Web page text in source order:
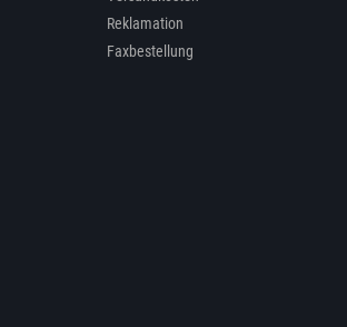
Reklamation
Faxbestellung